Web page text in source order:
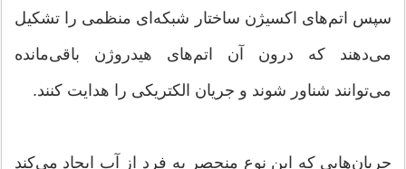
سپس اتم‌های اکسیژن ساختار شبکه‌ای منظمی را تشکیل
می‌دهند که درون آن اتم‌های هیدروژن باقی‌مانده
می‌توانند شناور شوند و جریان الکتریکی را هدایت کنند.
جریان‌هایی که این نوع منحصر به فرد از آب ایجاد می‌کند